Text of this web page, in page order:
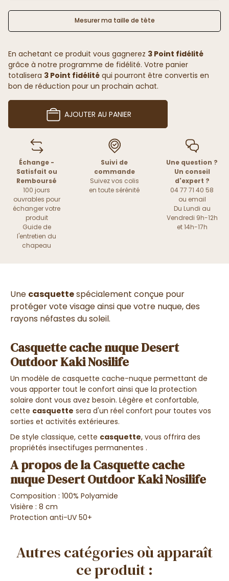
Mesurer ma taille de tête
En achetant ce produit vous gagnerez 3 Point fidélité
grâce à notre programme de fidélité. Votre panier
totalisera 3 Point fidélité qui pourront être convertis en
bon de réduction pour un prochain achat.
AJOUTER AU PANIER
Échange -
Satisfait ou
Remboursé
100 jours
ouvrables pour
échanger votre
produit
Guide de
l'entretien du
chapeau
Suivi de
commande
Suivez vos colis
en toute sérénité
Une question ?
Un conseil
d'expert ?
04 77 71 40 58
ou email
Du Lundi au
Vendredi 9h-12h
et 14h-17h
Une casquettespécialement conçue pour
protéger vote visage ainsi que votre nuque, des
rayons néfastes du soleil.
Casquette cache nuque Desert
Outdoor Kaki Nosilife
Un modèle de casquette cache-nuque permettant de
vous apporter tout le confort ainsi que la protection
solaire dont vous avez besoin. Légère et confortable,
cette casquette sera d'un réel confort pour toutes vos
sorties et activités extérieures.
De style classique, cette casquette, vous offrira des
propriétés insectifuges permanentes .
A propos de la Casquette cache
nuque Desert Outdoor Kaki Nosilife
Composition : 100% Polyamide
Visière : 8 cm
Protection anti-UV 50+
Autres catégories où apparaît
ce produit :